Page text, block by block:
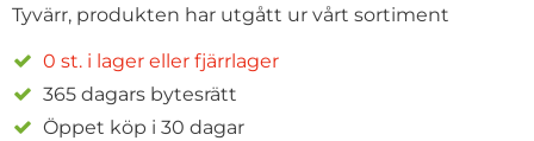
Tyvärr, produkten har utgått ur vårt sortiment
0 st. i lager eller fjärrlager
365 dagars bytesrätt
Öppet köp i 30 dagar